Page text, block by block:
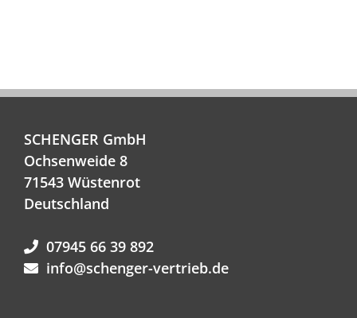
SCHENGER GmbH
Ochsenweide 8
71543 Wüstenrot
Deutschland
07945 66 39 892
info@schenger-vertrieb.de